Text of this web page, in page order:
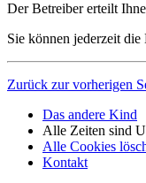
Der Betreiber erteilt
Sie können jederzeit
Zurück zur vorherigen
Das andere Kind
Alle Zeiten sind
Alle Cookies
Kontakt